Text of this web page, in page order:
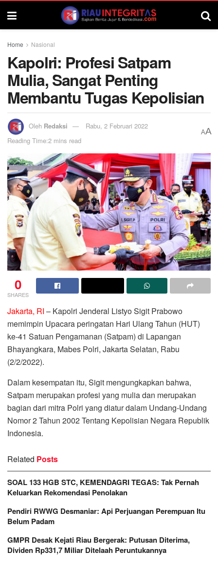
Home Nasional
Kapolri: Profesi Satpam
Mulia, Sangat Penting
Membantu Tugas Kepolisian
Oleh Redaksi
Rabu, 2 Februari 2022
Reading Time:2 mins read
AA
0
SHARES
Jakarta, RI – Kapolri Jenderal Listyo Sigit Prabowo
memimpin Upacara peringatan Hari Ulang Tahun (HUT)
ke-41 Satuan Pengamanan (Satpam) di Lapangan
Bhayangkara, Mabes Polri, Jakarta Selatan, Rabu
(2/2/2022).
Dalam kesempatan itu, Sigit mengungkapkan bahwa,
Satpam merupakan profesi yang mulia dan merupakan
bagian dari mitra Polri yang diatur dalam Undang-Undang
Nomor 2 Tahun 2002 Tentang Kepolisian Negara Republik
Indonesia.
Related Posts
SOAL 133 HGB STC, KEMENDAGRI TEGAS: Tak Pernah
Keluarkan Rekomendasi Penolakan
Pendiri RWWG Desmaniar: Api Perjuangan Perempuan Itu
Belum Padam
GMPR Desak Kejati Riau Bergerak: Putusan Diterima,
Dividen Rp331,7 Miliar Ditelaah Peruntukannya